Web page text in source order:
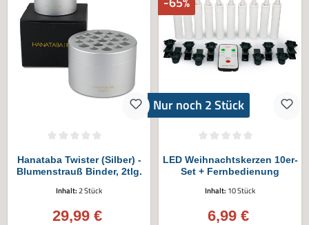
Hanataba Twister (Silber) -
Blumenstrauß Binder, 2tlg.
Inhalt:2 Stück
Verkaufspreis:
29,99 €
Nur noch 2 Stück
LED Weihnachtskerzen 10er-
Set + Fernbedienung
Inhalt: 10 Stück
Verkaufspreis:
6,99 €